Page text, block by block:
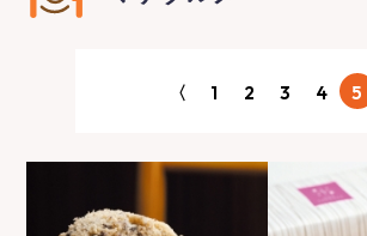
〈 1 2 3 4 5